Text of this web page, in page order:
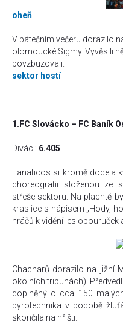
oheň
V pátečním večeru dorazilo
olomoucké Sigmy. Vyvěsili
povzbuzovali.
sektor hostí
1.FC Slovácko – FC Baník
Diváci: 6.405
Fanaticos si kromě docela
choreografii složenou ze
střeše sektoru. Na plachtě
kraslice s nápisem „Hody,
hráčů k vidění les obouruček
Chacharů dorazilo na jižní
okolních tribunách).
doplněný o cca 150
pyrotechnika v podobě
skončila na hřišti.